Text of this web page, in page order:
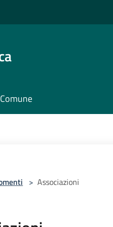
> Associazioni